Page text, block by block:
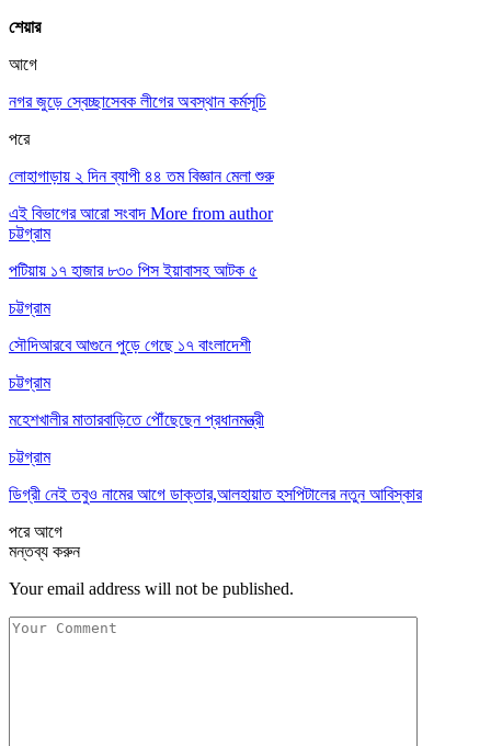
শেয়ার
আগে
নগর জুড়ে স্বেচ্ছাসেবক লীগের অবস্থান কর্মসূচি
পরে
লোহাগাড়ায় ২ দিন ব্যাপী ৪৪ তম বিজ্ঞান মেলা শুরু
এই বিভাগের আরো সংবাদ More from author
চট্টগ্রাম
পটিয়ায় ১৭ হাজার ৮৩০ পিস ইয়াবাসহ আটক ৫
চট্টগ্রাম
সৌদিআরবে আগুনে পুড়ে গেছে ১৭ বাংলাদেশী
চট্টগ্রাম
মহেশখালীর মাতারবাড়িতে পৌঁছেছেন প্রধানমন্ত্রী
চট্টগ্রাম
ডিগ্রী নেই তবুও নামের আগে ডাক্তার,আলহায়াত হসপিটালের নতুন আবিস্কার
পরেআগে
মন্তব্য করুন
Your email address will not be published.